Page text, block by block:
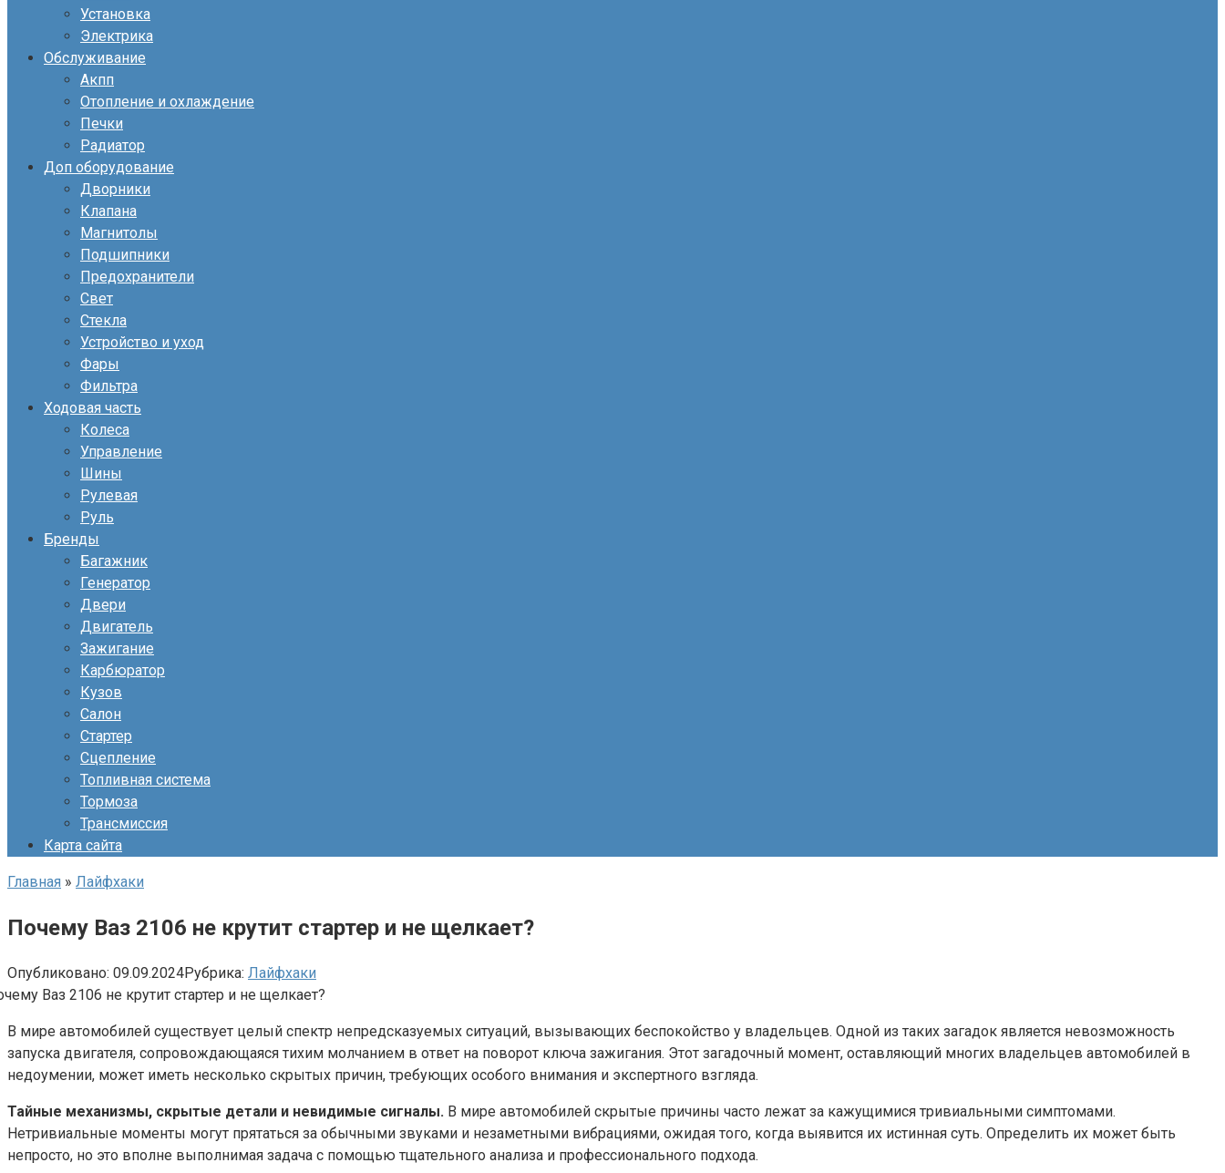
Установка
Электрика
Обслуживание
Акпп
Отопление и охлаждение
Печки
Радиатор
Доп оборудование
Дворники
Клапана
Магнитолы
Подшипники
Предохранители
Свет
Стекла
Устройство и уход
Фары
Фильтра
Ходовая часть
Колеса
Управление
Шины
Рулевая
Руль
Бренды
Багажник
Генератор
Двери
Двигатель
Зажигание
Карбюратор
Кузов
Салон
Стартер
Сцепление
Топливная система
Тормоза
Трансмиссия
Карта сайта
Главная » Лайфхаки
Почему Ваз 2106 не крутит стартер и не щелкает?
Опубликовано: 09.09.2024Рубрика: Лайфхаки
В мире автомобилей существует целый спектр непредсказуемых ситуаций, вызывающих беспокойство у владельцев. Одной из таких загадок является невозможность
запуска двигателя, сопровождающаяся тихим молчанием в ответ на поворот ключа зажигания. Этот загадочный момент, оставляющий многих владельцев автомобилей в
недоумении, может иметь несколько скрытых причин, требующих особого внимания и экспертного взгляда.
Тайные механизмы, скрытые детали и невидимые сигналы. В мире автомобилей скрытые причины часто лежат за кажущимися тривиальными симптомами.
Нетривиальные моменты могут прятаться за обычными звуками и незаметными вибрациями, ожидая того, когда выявится их истинная суть. Определить их может быть
непросто, но это вполне выполнимая задача с помощью тщательного анализа и профессионального подхода.